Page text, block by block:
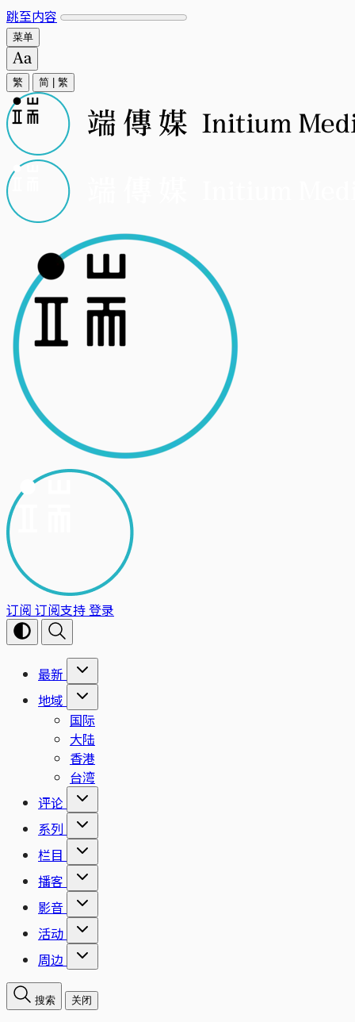
跳至内容
菜单
繁 简 繁
订阅 订阅支持登录
最新
地域
国际
大陆
香港
台湾
评论
系列
栏目
播客
影音
活动
周边
搜索 关闭